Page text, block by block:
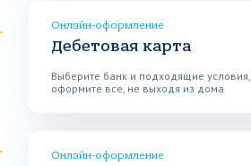
Онлайн-оформление
Дебетовая карта
Выберите банк и подходящие условия,
оформите все, не выходя из дома
Онлайн-оформление